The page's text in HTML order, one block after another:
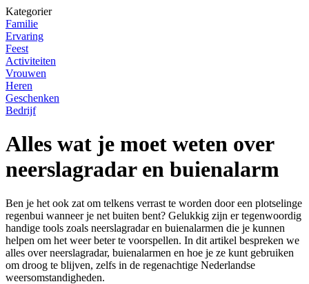
Kategorier
Familie
Ervaring
Feest
Activiteiten
Vrouwen
Heren
Geschenken
Bedrijf
Alles wat je moet weten over
neerslagradar en buienalarm
Ben je het ook zat om telkens verrast te worden door een plotselinge
regenbui wanneer je net buiten bent? Gelukkig zijn er tegenwoordig
handige tools zoals neerslagradar en buienalarmen die je kunnen
helpen om het weer beter te voorspellen. In dit artikel bespreken we
alles over neerslagradar, buienalarmen en hoe je ze kunt gebruiken
om droog te blijven, zelfs in de regenachtige Nederlandse
weersomstandigheden.